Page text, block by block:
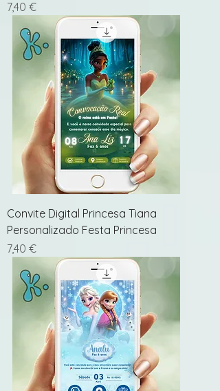
Preço
7,40 €
Convite Digital Princesa Tiana
Personalizado Festa Princesa
Preço
7,40 €